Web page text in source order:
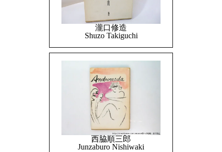
瀧口修造
Shuzo Takiguchi
西脇順三郎
Junzaburo Nishiwaki